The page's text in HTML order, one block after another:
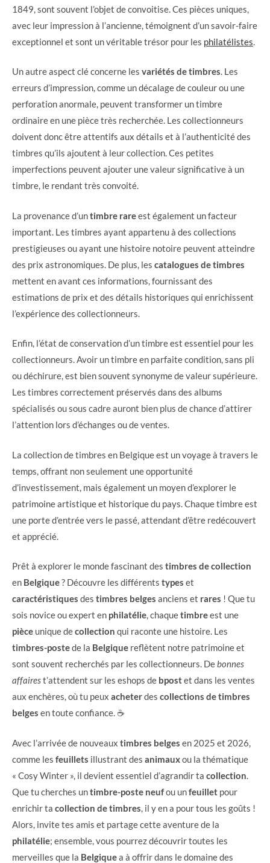
1849, sont souvent l’objet de convoitise. Ces pièces uniques,
avec leur impression à l’ancienne, témoignent d’un savoir-faire
exceptionnel et sont un véritable trésor pour les philatélistes.
Un autre aspect clé concerne les variétés de timbres. Les
erreurs d’impression, comme un décalage de couleur ou une
perforation anormale, peuvent transformer un timbre
ordinaire en une pièce très recherchée. Les collectionneurs
doivent donc être attentifs aux détails et à l’authenticité des
timbres qu’ils ajoutent à leur collection. Ces petites
imperfections peuvent ajouter une valeur significative à un
timbre, le rendant très convoité.
La provenance d’untimbre rareest également un facteur
important. Les timbres ayant appartenu à des collections
prestigieuses ou ayant une histoire notoire peuvent atteindre
des prix astronomiques. De plus, les catalogues de timbres
mettent en avant ces informations, fournissant des
estimations de prix et des détails historiques qui enrichissent
l’expérience des collectionneurs.
Enfin, l’état de conservation d’un timbre est essentiel pour les
collectionneurs. Avoir un timbre en parfaite condition, sans pli
ou déchirure, est bien souvent synonyme de valeur supérieure.
Les timbres correctement préservés dans des albums
spécialisés ou sous cadre auront bien plus de chance d’attirer
l’attention lors d’échanges ou de ventes.
La collection de timbres en Belgique est un voyage à travers le
temps, offrant non seulement une opportunité
d’investissement, mais également un moyen d’explorer le
patrimoine artistique et historique du pays. Chaque timbre est
une porte d’entrée vers le passé, attendant d’être redécouvert
et apprécié.
Prêt à explorer le monde fascinant des timbres de collection
en Belgique? Découvre les différents types et
caractéristiques des timbres belges anciens et rares ! Que tu
sois novice ou expert en philatélie, chaquetimbreest une
pièce unique decollection qui raconte une histoire. Les
timbres-postede la Belgique reflètent notre patrimoine et
sont souvent recherchés par les collectionneurs. Debonnes
affairest’attendent sur les eshops de bpostet dans les ventes
aux enchères, où tu peux acheterdes collections de timbres
belges en toute confiance. ☕
Avec l’arrivée de nouveaux timbres belges en 2025 et 2026,
comme les feuillets illustrant des animauxou la thématique
« Cosy Winter », il devient essentiel d’agrandir ta collection.
Que tu cherches untimbre-poste neufou unfeuillet pour
enrichir ta collection de timbres, il y en a pour tous les goûts !
Alors, invite tes amis et partage cette aventure de la
philatélie; ensemble, vous pourrez découvrir toutes les
merveilles que la Belgiquea à offrir dans le domaine des